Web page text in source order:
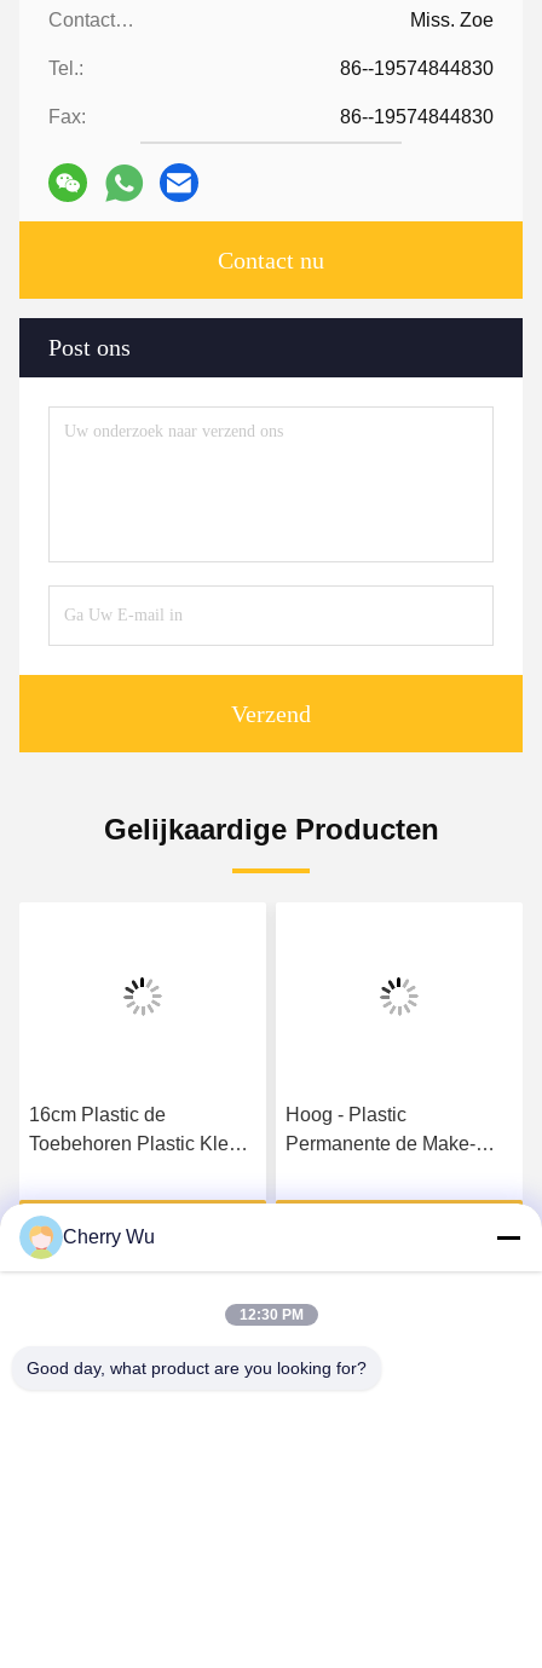
Contacten: Miss. Zoe
Tel.: 86--19574844830
Fax: 86--19574844830
Contact nu
Post ons
Verzend
Gelijkaardige Producten
16cm Plastic de
Toebehoren Plastic Kleur
Wimperuitbreiding
Krijg Beste Prijs
Hoog - Plastic
Permanente de Make-
kwaliteitsninong en
Cherry Wu
12:30 PM
Good day, what product are you looking for?